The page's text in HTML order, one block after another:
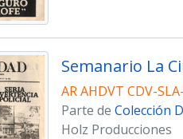
Semanario La
AR AHDVT CDV-
Parte de Colección
Holz Producciones